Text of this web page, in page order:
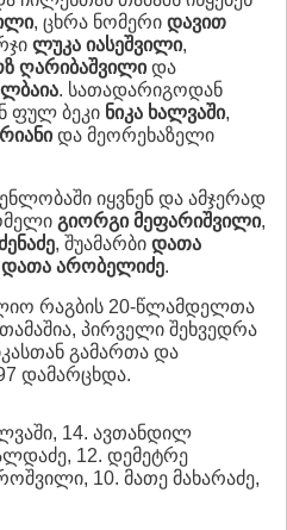
, ცხრა ნომერი დავით
ლუკა იასეშვილი,
ღარიბაშვილიდა
. სათადარიგოდან
ფულ ბეკი ნიკა ხალვაში,
და მეორეხაზელი
იყვნენ და ამჯერად
გიორგი მეფარიშვილი,
, შუამარბი დათა
დათა არობელიძე.
რაგბის 20-წლამდელთა
პირველი შეხვედრა
გამართა და
დამარცხდა.
14. ავთანდილ
12. დემეტრე
10. მათე მახარაძე,